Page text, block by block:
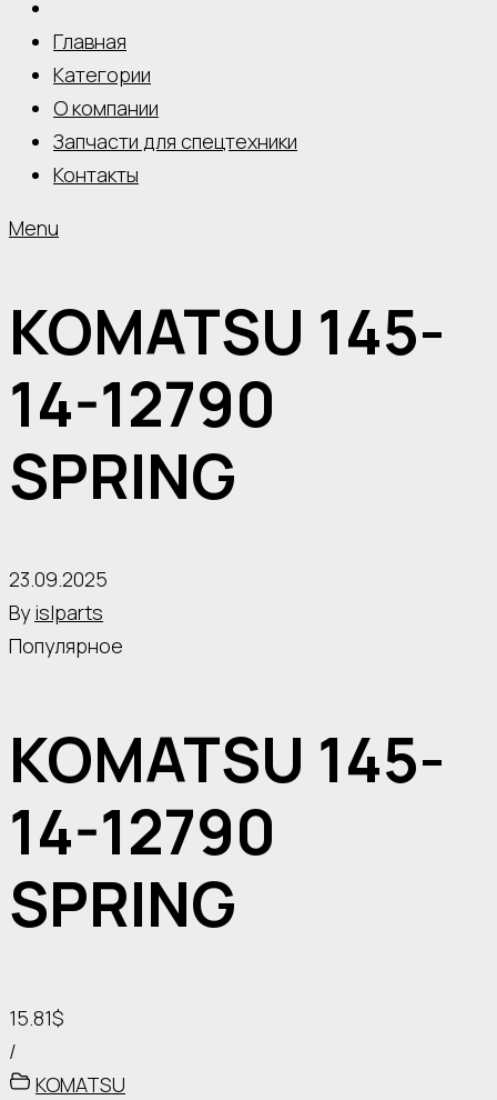
Главная
Категории
О компании
Запчасти для спецтехники
Контакты
Menu
KOMATSU 145-
14-12790
SPRING
23.09.2025
By islparts
Популярное
KOMATSU 145-
14-12790
SPRING
15.81$
/
KOMATSU